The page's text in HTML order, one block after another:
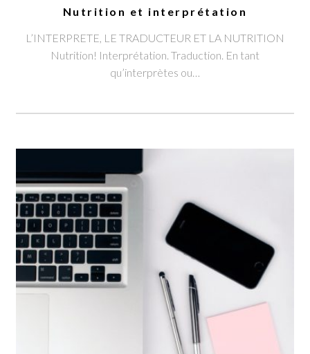
Nutrition et interprétation
L’INTERPRETE, LE TRADUCTEUR ET LA NUTRITION
Nutrition! Interprétation. Traduction. En tant
qu’interprètes ou…